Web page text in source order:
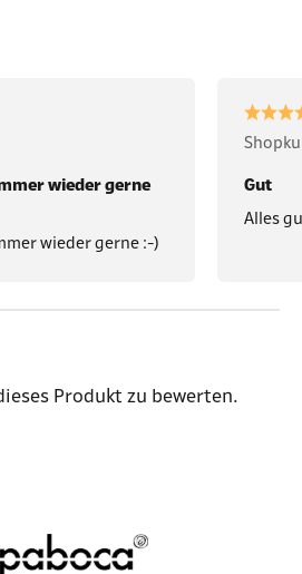
wieder gerne
wieder gerne :-)
Gut
Alles
Produkt zu bewerten.